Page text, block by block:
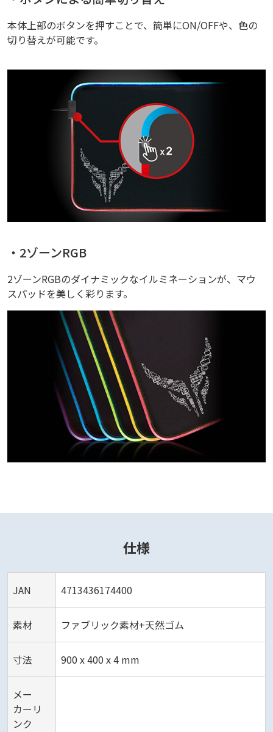
本体上部のボタンを押すことで、簡単にON/OFFや、色の
切り替えが可能です。
・2ゾーンRGB
2ゾーンRGBのダイナミックなイルミネーションが、マウ
スパッドを美しく彩ります。
仕様
JAN 4713436174400
素材 ファブリック素材+天然ゴム
寸法 900 x 400 x 4 mm
メー
カーリ
ンク